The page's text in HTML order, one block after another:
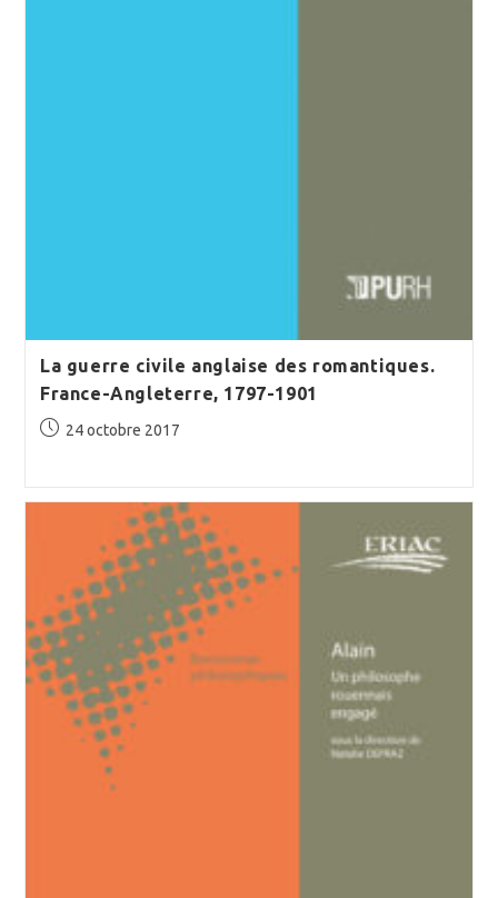
La guerre civile anglaise des romantiques.
France-Angleterre, 1797-1901
Publication
24 octobre 2017